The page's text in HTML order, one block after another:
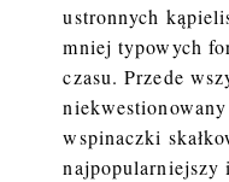
ustronnych
mniej typowych
czasu. Przede
wspinaczki